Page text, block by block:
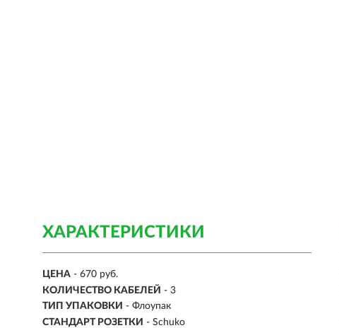
ХАРАКТЕРИСТИКИ
ЦЕНА - 670 руб.
КОЛИЧЕСТВО КАБЕЛЕЙ - 3
ТИП УПАКОВКИ - Флоупак
СТАНДАРТ РОЗЕТКИ - Schuko